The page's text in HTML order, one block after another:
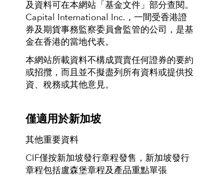
及資料可在本網站「基金文件」部分查閱。
Capital International Inc.，一間受香港證
券及期貨事務監察委員會監管的公司，是基
金在香港的當地代表。
本網站所載資料不構成買賣任何證券的要約
或招攬，而且並不擬盡列所有資料或提供投
資、稅務或其他意見。
僅適用於新加坡
其他重要資料
CIF僅按新加坡發行章程發售，新加坡發行
章程包括盧森堡章程及產品重點單張